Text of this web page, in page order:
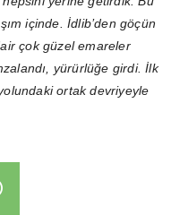
içinde. İdlib’den göçün
çok güzel emareler
yürürlüğe girdi. İlk
ortak devriyeyle